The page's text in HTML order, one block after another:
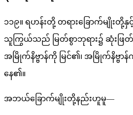
၁၁၉။ ရဟန်းတို့ တရားခြောက်မျိုး
သူကြွယ်သည် မြတ်စွာဘုရား၌ ဆုံးဖြတ်
အမြိုက်နိဗ္ဗာန်ကို မြင်၏၊ အမြိုက်နိဗ္ဗာ
နေ၏။
အဘယ်ခြောက်မျိုးတို့နည်းဟူမူ—